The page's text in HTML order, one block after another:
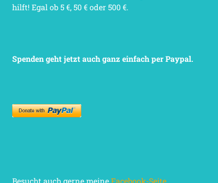
hilft! Egal ob 5 €, 50 € oder 500 €.
Spenden geht jetzt auch ganz einfach per Paypal.
Besucht auch gerne meineFacebook-Seite